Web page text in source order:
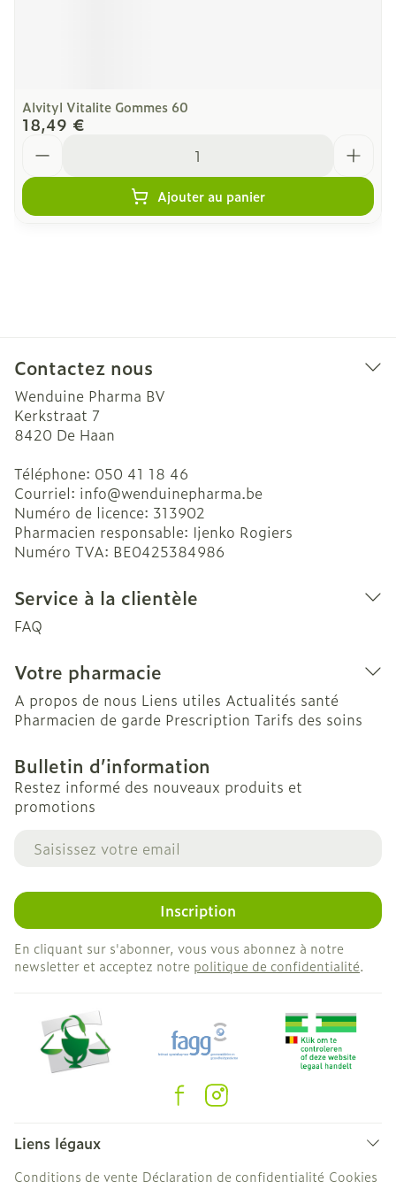
Alvityl Vitalite Gommes 60
18,49 €
Ajouter au panier
Contactez nous
Wenduine Pharma BV
Kerkstraat 7
8420 De Haan
Téléphone: 050 41 18 46
Courriel: info@wenduinepharma.be
Numéro de licence: 313902
Pharmacien responsable: Ijenko Rogiers
Numéro TVA: BE0425384986
Service à la clientèle
FAQ
Votre pharmacie
A propos de nous Liens utiles Actualités santé
Pharmacien de garde Prescription Tarifs des soins
Bulletin d’information
Restez informé des nouveaux produits et
promotions
Adresse mail
Inscription
En cliquant sur s'abonner, vous vous abonnez à notre
newsletter et acceptez notre politique de confidentialité.
Liens légaux
Conditions de vente Déclaration de confidentialité Cookies